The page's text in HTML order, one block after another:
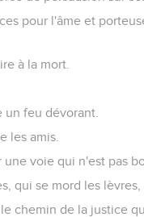
pour l'âme et
à la mort.
un feu dévorant.
les amis.
une voie qui n'est pas
qui se mord les
chemin de la justice